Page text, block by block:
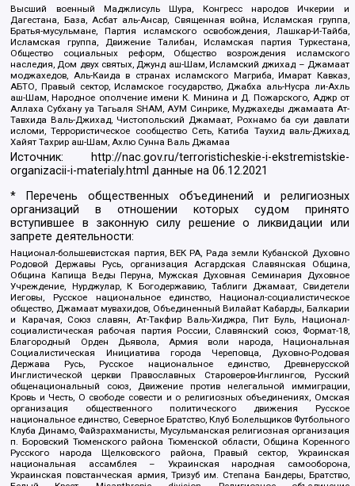
Высший военный Маджлисуль Шура, Конгресс народов Ичкерии и
Дагестана, База, Асбат аль-Ансар, Священная война, Исламская группа,
Братья-мусульмане, Партия исламского освобождения, Лашкар-И-Тайба,
Исламская группа, Движение Талибан, Исламская партия Туркестана,
Общество социальных реформ, Общество возрождения исламского
наследия, Дом двух святых, Джунд аш-Шам, Исламский джихад – Джамаат
моджахедов, Аль-Каида в странах исламского Магриба, Имарат Кавказ,
АБТО, Правый сектор, Исламское государство, Джабха аль-Нусра ли-Ахль
аш-Шам, Народное ополчение имени К. Минина и Д. Пожарского, Аджр от
Аллаха Субхану уа Тагьаля SHAM, АУМ Синрике, Муджахеды джамаата Ат-
Тавхида Валь-Джихад, Чистопольский Джамаат, Рохнамо ба суи давлати
исломи, Террористическое сообщество Сеть, Катиба Таухид валь-Джихад,
Хайят Тахрир аш-Шам, Ахлю Сунна Валь Джамаа
Источник:
http://nac.gov.ru/terroristicheskie-i-ekstremistskie-
organizacii-i-materialy.html данные на06.12.2021
* Перечень общественных объединений и религиозных
организаций в отношении которых судом принято
вступившее в законную силу решение о ликвидации или
запрете деятельности:
Национал-большевистская партия, ВЕК РА, Рада земли Кубанской Духовно
Родовой Державы Русь, организация Асгардская Славянская Община,
Община Капища Веды Перуна, Мужская Духовная Семинария Духовное
Учреждение, Нурджулар, К Богодержавию, Таблиги Джамаат, Свидетели
Иеговы, Русское национальное единство, Национал-социалистическое
общество, Джамаат мувахидов, Объединенный Вилайат Кабарды, Балкарии
и Карачая, Союз славян, Ат-Такфир Валь-Хиджра, Пит Буль, Национал-
социалистическая рабочая партия России, Славянский союз, Формат-18,
Благородный Орден Дьявола, Армия воли народа, Национальная
Социалистическая Инициатива города Череповца, Духовно-Родовая
Держава Русь, Русское национальное единство, Древнерусской
Инглистической церкви Православных Староверов-Инглингов, Русский
общенациональный союз, Движение против нелегальной иммиграции,
Кровь и Честь, О свободе совести и о религиозных объединениях, Омская
организация общественного политического движения Русское
национальное единство, Северное Братство, Клуб Болельщиков Футбольного
Клуба Динамо, Файзрахманисты, Мусульманская религиозная организация
п. Боровский Тюменского района Тюменской области, Община Коренного
Русского народа Щелковского района, Правый сектор, Украинская
национальная ассамблея – Украинская народная самооборона,
Украинская повстанческая армия, Тризуб им. Степана Бандеры, Братство,